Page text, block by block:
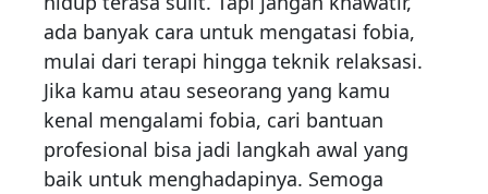
ada banyak cara untuk mengatasi fobia,
mulai dari terapi hingga teknik relaksasi.
Jika kamu atau seseorang yang kamu
kenal mengalami fobia, cari bantuan
profesional bisa jadi langkah awal yang
baik untuk menghadapinya. Semoga